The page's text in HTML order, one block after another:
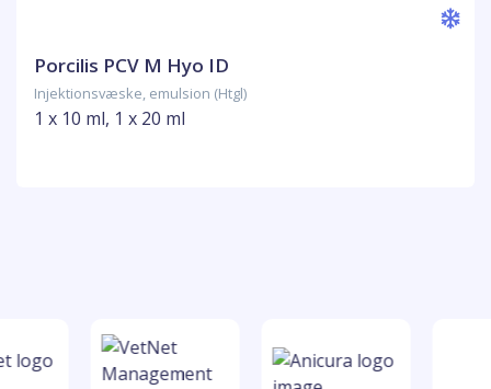
Porcilis PCV M Hyo ID
Injektionsvæske, emulsion (Htgl)
1 x 10 ml, 1 x 20 ml